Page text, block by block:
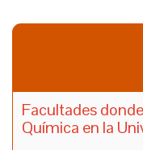
Facultades
Química en la